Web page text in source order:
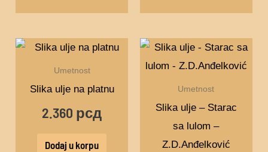
Umetnost
Slika ulje na platnu
2.360 рсд
Dodaj u korpu
Umetnost
Slika ulje – Starac
sa lulom –
Z.D.Anđelković